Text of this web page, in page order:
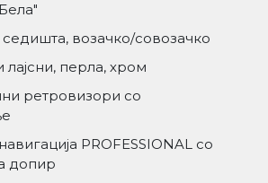
возачко/совозачко
лајсни, перла, хром
ретровизори со
PROFESSIONAL со
допир